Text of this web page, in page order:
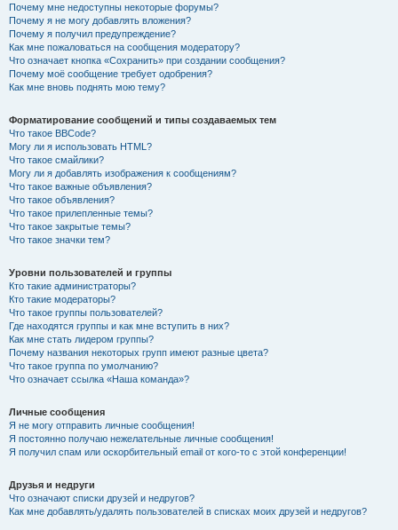
Почему мне недоступны некоторые форумы?
Почему я не могу добавлять вложения?
Почему я получил предупреждение?
Как мне пожаловаться на сообщения модератору?
Что означает кнопка «Сохранить» при создании сообщения?
Почему моё сообщение требует одобрения?
Как мне вновь поднять мою тему?
Форматирование сообщений и типы создаваемых тем
Что такое BBCode?
Могу ли я использовать HTML?
Что такое смайлики?
Могу ли я добавлять изображения к сообщениям?
Что такое важные объявления?
Что такое объявления?
Что такое прилепленные темы?
Что такое закрытые темы?
Что такое значки тем?
Уровни пользователей и группы
Кто такие администраторы?
Кто такие модераторы?
Что такое группы пользователей?
Где находятся группы и как мне вступить в них?
Как мне стать лидером группы?
Почему названия некоторых групп имеют разные цвета?
Что такое группа по умолчанию?
Что означает ссылка «Наша команда»?
Личные сообщения
Я не могу отправить личные сообщения!
Я постоянно получаю нежелательные личные сообщения!
Я получил спам или оскорбительный email от кого-то с этой конференции!
Друзья и недруги
Что означают списки друзей и недругов?
Как мне добавлять/удалять пользователей в списках моих друзей и недругов?